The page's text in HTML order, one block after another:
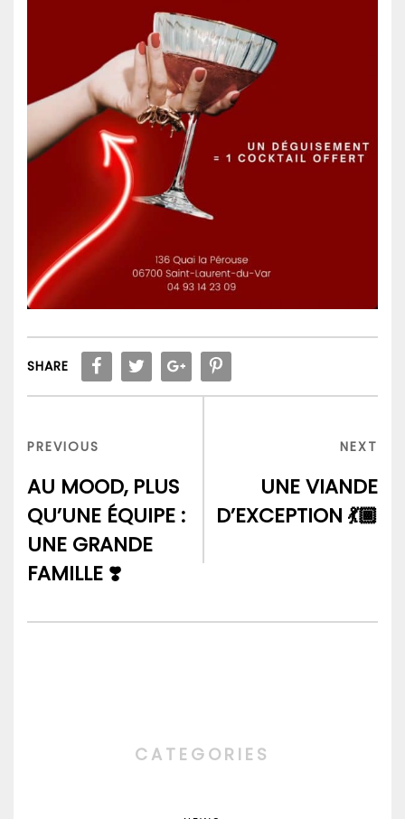
SHARE
de
l’article
PREVIOUS
PREVIOUS
AU MOOD, PLUS
QU’UNE ÉQUIPE :
UNE GRANDE
FAMILLE ❣️
NEXT
UNE VIANDE
D’EXCEPTION 💃🏾
CATEGORIES